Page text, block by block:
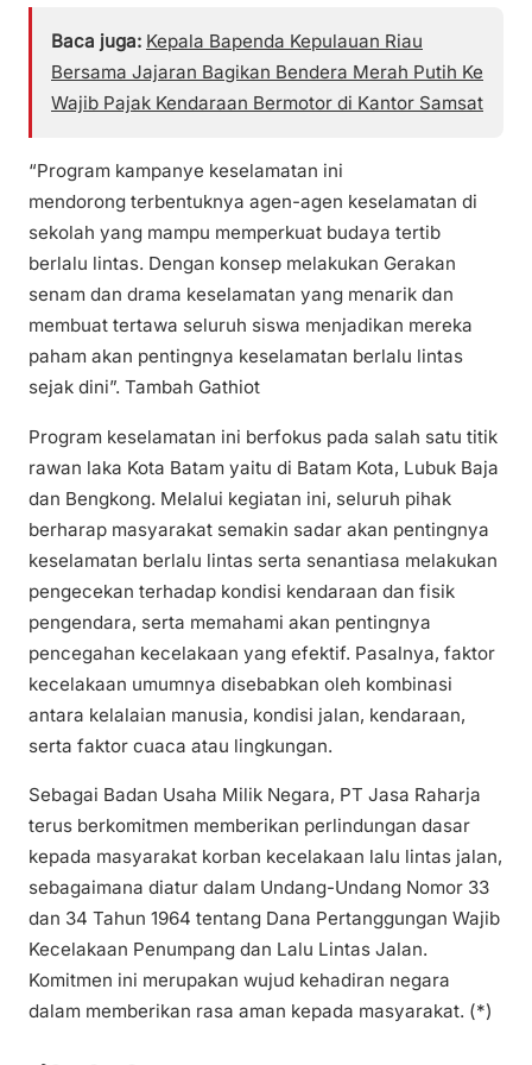
Baca juga: Kepala Bapenda Kepulauan Riau
Bersama Jajaran Bagikan Bendera Merah Putih Ke
Wajib Pajak Kendaraan Bermotor di Kantor Samsat
“Program kampanye keselamatan ini
mendorong terbentuknya agen-agen keselamatan di
sekolah yang mampu memperkuat budaya tertib
berlalu lintas. Dengan konsep melakukan Gerakan
senam dan drama keselamatan yang menarik dan
membuat tertawa seluruh siswa menjadikan mereka
paham akan pentingnya keselamatan berlalu lintas
sejak dini”. Tambah Gathiot
Program keselamatan ini berfokus pada salah satu titik
rawan laka Kota Batam yaitu di Batam Kota, Lubuk Baja
dan Bengkong. Melalui kegiatan ini, seluruh pihak
berharap masyarakat semakin sadar akan pentingnya
keselamatan berlalu lintas serta senantiasa melakukan
pengecekan terhadap kondisi kendaraan dan fisik
pengendara, serta memahami akan pentingnya
pencegahan kecelakaan yang efektif. Pasalnya, faktor
kecelakaan umumnya disebabkan oleh kombinasi
antara kelalaian manusia, kondisi jalan, kendaraan,
serta faktor cuaca atau lingkungan.
Sebagai Badan Usaha Milik Negara, PT Jasa Raharja
terus berkomitmen memberikan perlindungan dasar
kepada masyarakat korban kecelakaan lalu lintas jalan,
sebagaimana diatur dalam Undang-Undang Nomor 33
dan 34 Tahun 1964 tentang Dana Pertanggungan Wajib
Kecelakaan Penumpang dan Lalu Lintas Jalan.
Komitmen ini merupakan wujud kehadiran negara
dalam memberikan rasa aman kepada masyarakat. (*)